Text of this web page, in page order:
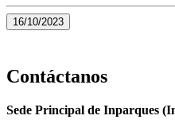
16/10/2023
Contáctanos
Sede Principal de Inparques